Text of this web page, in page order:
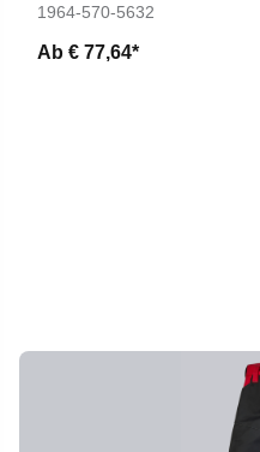
1964-570-5632
Ab € 77,64*